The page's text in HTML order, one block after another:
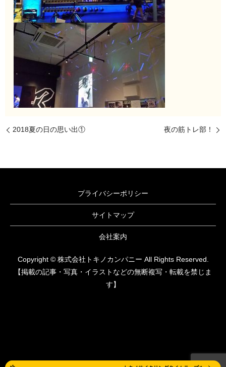
2018夏の日の思い出① 夜の筋トレ部！
プライバシーポリシー
サイトマップ
会社案内
Copyright © 株式会社トキノカンパニー All Rights Reserved.
【掲載の記事・写真・イラストなどの無断複写・転載を禁じま
す】